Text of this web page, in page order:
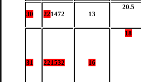
30 221472 13
20.5
31 221532 16
18